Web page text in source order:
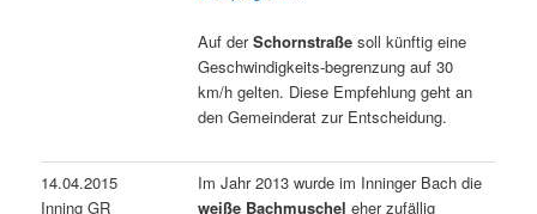
Auf derSchornstraßesoll künftig eine
Geschwindigkeits-begrenzung auf 30
km/h gelten. Diese Empfehlung geht an
den Gemeinderat zur Entscheidung.
14.04.2015
Inning GR
Im Jahr 2013 wurde im Inninger Bach die
weiße Bachmuschel eher zufällig